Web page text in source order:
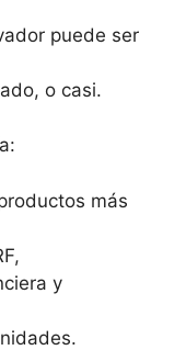
puede ser
o casi.
más
y